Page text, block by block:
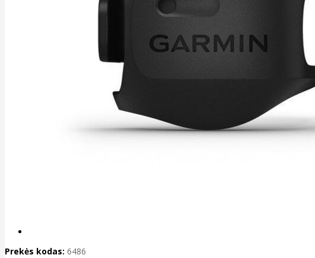
Prekės kodas: 6486